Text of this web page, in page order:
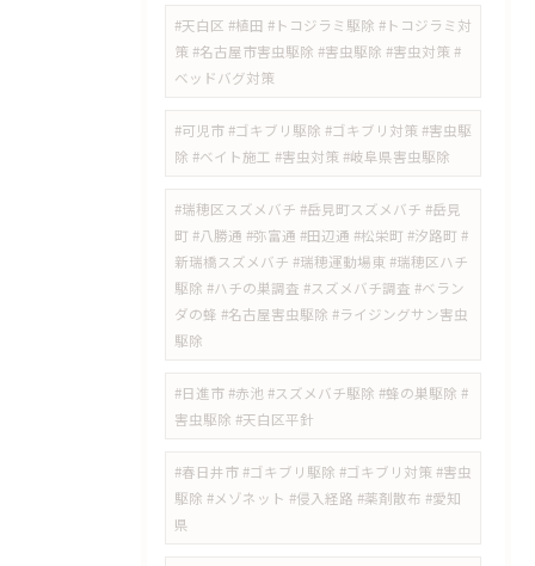
#天白区 #植田 #トコジラミ駆除 #トコジラミ対
策 #名古屋市害虫駆除 #害虫駆除 #害虫対策 #
ベッドバグ対策
#可児市 #ゴキブリ駆除 #ゴキブリ対策 #害虫駆
除 #ベイト施工 #害虫対策 #岐阜県害虫駆除
#瑞穂区スズメバチ #岳見町スズメバチ #岳見
町 #八勝通 #弥富通 #田辺通 #松栄町 #汐路町 #
新瑞橋スズメバチ #瑞穂運動場東 #瑞穂区ハチ
駆除 #ハチの巣調査 #スズメバチ調査 #ベラン
ダの蜂 #名古屋害虫駆除 #ライジングサン害虫
駆除
#日進市 #赤池 #スズメバチ駆除 #蜂の巣駆除 #
害虫駆除 #天白区平針
#春日井市 #ゴキブリ駆除 #ゴキブリ対策 #害虫
駆除 #メゾネット #侵入経路 #薬剤散布 #愛知
県